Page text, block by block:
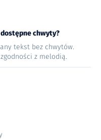
dostępne chwyty?
tekst bez chwytów.
z melodią.